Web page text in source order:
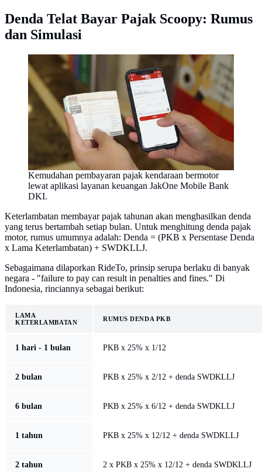
Denda Telat Bayar Pajak Scoopy: Rumus
dan Simulasi
Kemudahan pembayaran pajak kendaraan bermotor
lewat aplikasi layanan keuangan JakOne Mobile Bank
DKI.
Keterlambatan membayar pajak tahunan akan menghasilkan denda
yang terus bertambah setiap bulan. Untuk menghitung denda pajak
motor, rumus umumnya adalah: Denda = (PKB x Persentase Denda
x Lama Keterlambatan) + SWDKLLJ.
Sebagaimana dilaporkan RideTo, prinsip serupa berlaku di banyak
negara - "failure to pay can result in penalties and fines." Di
Indonesia, rinciannya sebagai berikut:
LAMA
KETERLAMBATAN
RUMUS DENDA PKB
1 hari - 1 bulan PKB x 25% x 1/12
2 bulan PKB x 25% x 2/12 + denda SWDKLLJ
6 bulan PKB x 25% x 6/12 + denda SWDKLLJ
1 tahun PKB x 25% x 12/12 + denda SWDKLLJ
2 tahun 2 x PKB x 25% x 12/12 + denda SWDKLLJ